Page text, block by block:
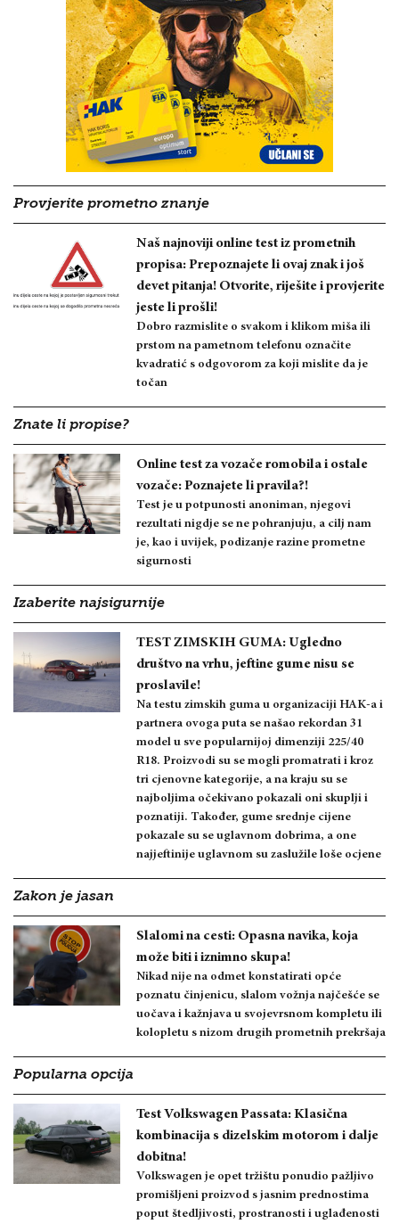
Provjerite prometno znanje
Naš najnoviji online test iz prometnih
propisa: Prepoznajete li ovaj znak i još
devet pitanja! Otvorite, riješite i provjerite
jeste li prošli!
Dobro razmislite o svakom i klikom miša ili
prstom na pametnom telefonu označite
kvadratić s odgovorom za koji mislite da je
točan
Znate li propise?
Online test za vozače romobila i ostale
vozače: Poznajete li pravila?!
Test je u potpunosti anoniman, njegovi
rezultati nigdje se ne pohranjuju, a cilj nam
je, kao i uvijek, podizanje razine prometne
sigurnosti
Izaberite najsigurnije
TEST ZIMSKIH GUMA: Ugledno
društvo na vrhu, jeftine gume nisu se
proslavile!
Na testu zimskih guma u organizaciji HAK-a i
partnera ovoga puta se našao rekordan 31
model u sve popularnijoj dimenziji 225/40
R18. Proizvodi su se mogli promatrati i kroz
tri cjenovne kategorije, a na kraju su se
najboljima očekivano pokazali oni skuplji i
poznatiji. Također, gume srednje cijene
pokazale su se uglavnom dobrima, a one
najjeftinije uglavnom su zaslužile loše ocjene
Zakon je jasan
Slalomi na cesti: Opasna navika, koja
može biti i iznimno skupa!
Nikad nije na odmet konstatirati opće
poznatu činjenicu, slalom vožnja najčešće se
uočava i kažnjava u svojevrsnom kompletu ili
kolopletu s nizom drugih prometnih prekršaja
Popularna opcija
Test Volkswagen Passata: Klasična
kombinacija s dizelskim motorom i dalje
dobitna!
Volkswagen je opet tržištu ponudio pažljivo
promišljeni proizvod s jasnim prednostima
poput štedljivosti, prostranosti i uglađenosti